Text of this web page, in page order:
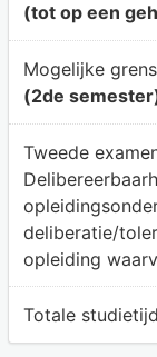
(tot op een
Mogelijke
(2de
Tweede
deliberatie/
opleiding
Totale